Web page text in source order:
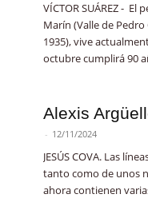
VÍCTOR SUÁREZ -
Marín (Valle de Pedro
1935), vive
octubre cumplirá 90
Alexis
- 12/11/2024
JESÚS COVA. Las
tanto como de unos
ahora contienen